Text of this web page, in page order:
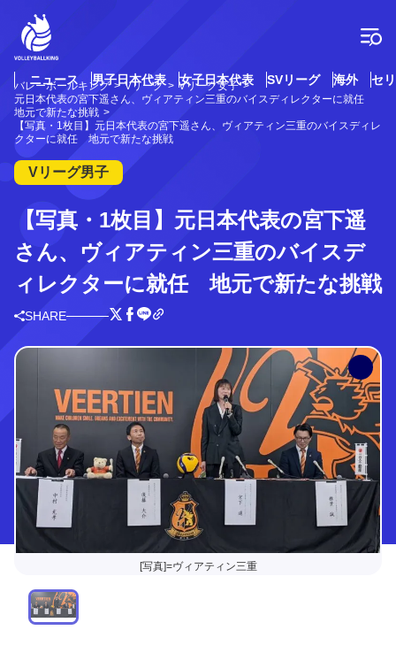
テ
ツ
プ
ニュース 男子日本代表 女子日本代表 SVリーグ 海外 セ
バレーボールキング Vリーグ
Vリーグ女子
元日本代表の宮下遥さん、ヴィアティン三重のバイスディレクターに就任
地元で新たな挑戦
【写真・1枚目】元日本代表の宮下遥さん、ヴィアティン三重のバイスディレ
クターに就任 地元で新たな挑戦
Vリーグ男子
【写真・1枚目】元日本代表の宮下遥
さん、ヴィアティン三重のバイスデ
ィレクターに就任 地元で新たな挑戦
SHARE
[写真]=ヴィアティン三重